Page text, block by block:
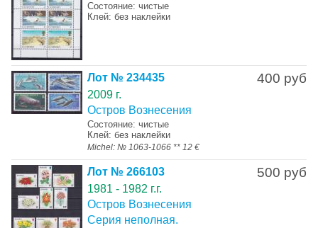
Состояние: чистые
Клей: без наклейки
400 руб
Лот № 234435
2009 г.
Остров Вознесения
Состояние: чистые
Клей: без наклейки
Michel: № 1063-1066 ** 12 €
500 руб
Лот № 266103
1981 - 1982 г.г.
Остров Вознесения
Серия неполная.